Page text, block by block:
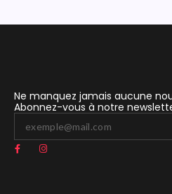
Ne manquez jamais aucune
Abonnez-vous à notre